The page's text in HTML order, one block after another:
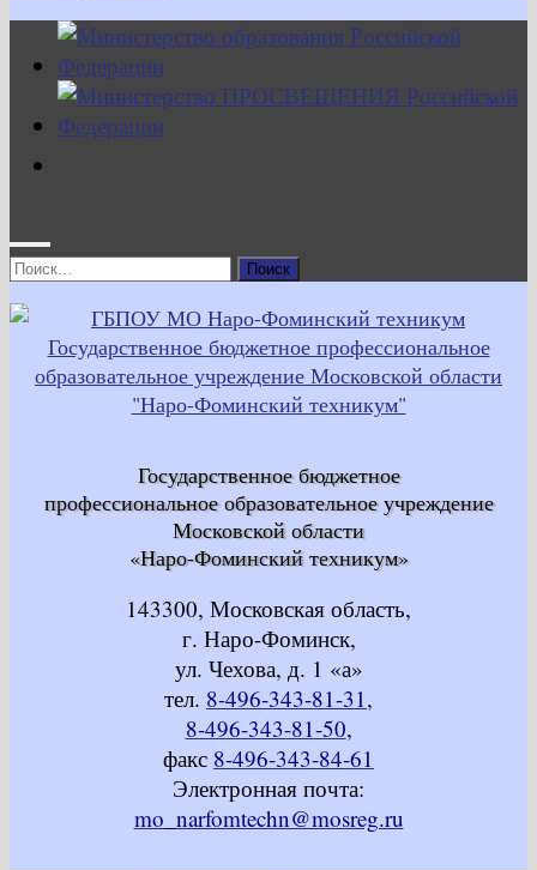
Найти:
Государственное бюджетное
профессиональное образовательное учреждение
Московской области
«Наро-Фоминский техникум»
143300, Московская область,
г. Наро-Фоминск,
ул. Чехова, д. 1 «а»
тел. 8-496-343-81-31,
8-496-343-81-50,
факс 8-496-343-84-61
Электронная почта:
mo_narfomtechn@mosreg.ru